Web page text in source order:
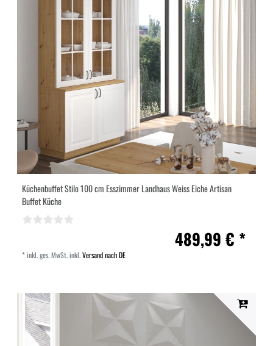
Küchenbuffet Stilo 100 cm Esszimmer Landhaus Weiss Eiche Artisan
Buffet Küche
489,99 € *
*inkl. ges. MwSt.inkl.Versand nach DE